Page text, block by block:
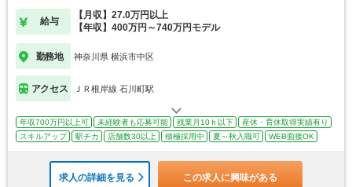
給与
【月収】27.0万円以上
【年収】400万円～740万円モデル
勤務地 神奈川県 横浜市中区
アクセス ＪＲ根岸線 石川町駅
年収700万円以上可 未経験者も応募可能 残業月10ｈ以下
産休・育休取得実績有り
スキルアップ
駅チカ 店舗数30以上 積極採用中 夏～秋入職可 WEB面接OK
求人の詳細を見る この求人に興味がある